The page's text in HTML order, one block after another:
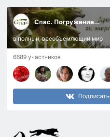
Спас. Погружение...
в полный, всеобъемлющий мир
6689 участников